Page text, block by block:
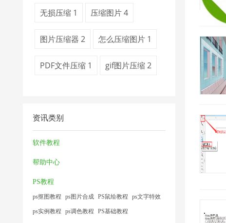
无损压缩 1 压缩图片4
图片压缩器 2 怎么压缩图片 1
PDF文件压缩 1 gif图片压缩2
资讯类别
软件教程
帮助中心
PS教程
ps抠图教程 ps图片合成 PS鼠绘教程 ps文字特效
ps实例教程 ps调色教程 PS基础教程